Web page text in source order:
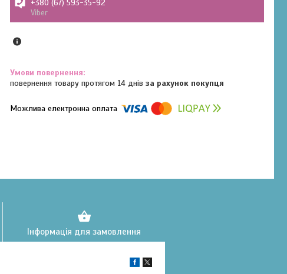
+380 (67) 593-35-92
Viber
повернення товару протягом 14 днівза рахунок покупця
Інформація для замовлення